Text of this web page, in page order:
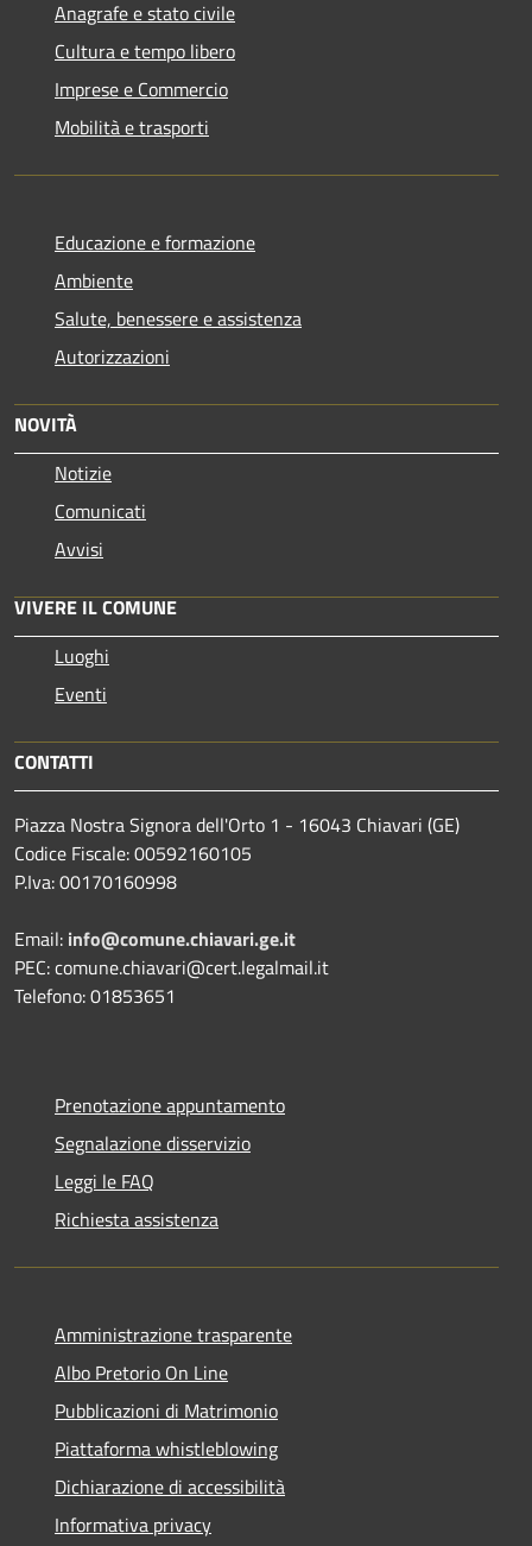
Anagrafe e stato civile
Cultura e tempo libero
Imprese e Commercio
Mobilità e trasporti
Educazione e formazione
Ambiente
Salute, benessere e assistenza
Autorizzazioni
NOVITÀ
Notizie
Comunicati
Avvisi
VIVERE IL COMUNE
Luoghi
Eventi
CONTATTI
Piazza Nostra Signora dell'Orto 1 - 16043 Chiavari (GE)
Codice Fiscale: 00592160105
P.Iva: 00170160998
Email: info@comune.chiavari.ge.it
PEC: comune.chiavari@cert.legalmail.it
Telefono: 01853651
Prenotazione appuntamento
Segnalazione disservizio
Leggi le FAQ
Richiesta assistenza
Amministrazione trasparente
Albo Pretorio On Line
Pubblicazioni di Matrimonio
Piattaforma whistleblowing
Dichiarazione di accessibilità
Informativa privacy